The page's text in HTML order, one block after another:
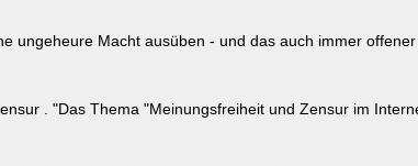
ungeheure Macht ausüben - und das auch immer
. "Das Thema "Meinungsfreiheit und Zensur im